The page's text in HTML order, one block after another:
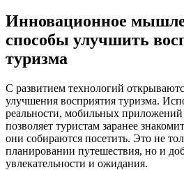
Инновационное
способы улучшить
туризма
С развитием технологий
улучшения восприятия туризма.
реальности, мобильных
позволяет туристам заранее
они собираются посетить. Это не
планировании путешествия, но и
увлекательности и ожидания.